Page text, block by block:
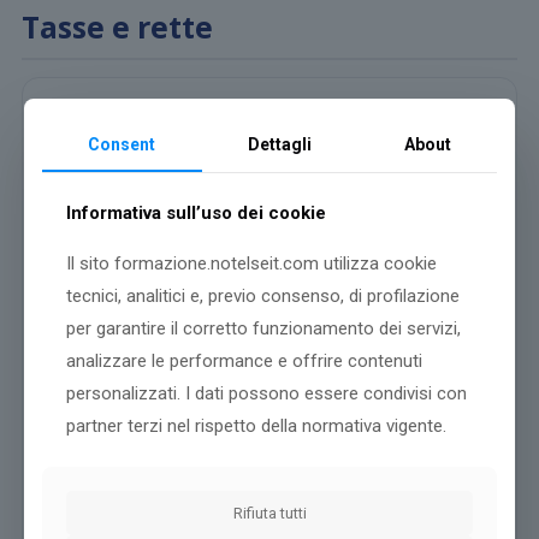
Tasse e rette
tramite bonifico bancario o bollettino postale.
BANCA INTESA SAN PAOLO FILIALE DI MARIANO COMENSE
C/C: 100000002479
intestato a: UNIVERSITA' TELEMATICA E-CAMPUS
ABI: 03069
CAB: 51500
IBAN: IT 18 D 03069 51500 100000002479
Intestazione: Università Telematica eCampus
Consent Dettagli About
Informativa sull’uso dei cookie
Il sito formazione.notelseit.com utilizza cookie
tecnici, analitici e, previo consenso, di profilazione
per garantire il corretto funzionamento dei servizi,
analizzare le performance e offrire contenuti
personalizzati. I dati possono essere condivisi con
partner terzi nel rispetto della normativa vigente.
Rifiuta tutti